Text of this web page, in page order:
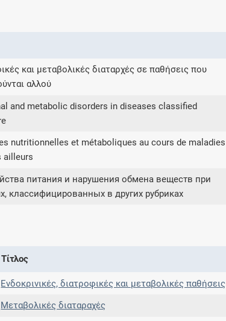
προγραμμάτων
Γνωρίζατε ότι...
και μεταβολικές διαταρχές σε παθήσεις που
αλλού
and metabolic disorders in diseases classified
nutritionnelles et métaboliques au cours de maladies
ailleurs
питания и нарушения обмена веществ при
классифицированных в других рубриках
Τίτλος
Ενδοκρινικές, διατροφικές και μεταβολικές παθήσεις
Μεταβολικές διαταραχές